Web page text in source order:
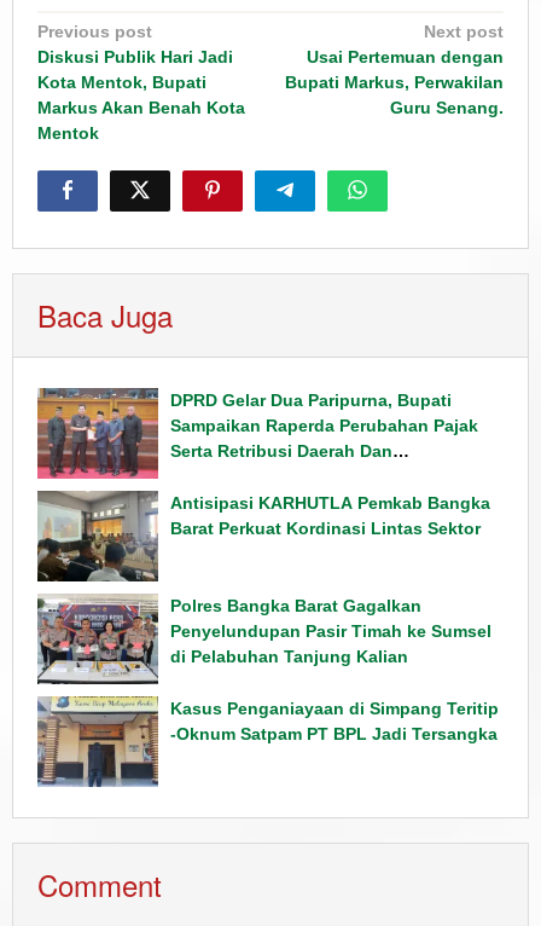
Post
navigation
Previous post
Diskusi Publik Hari Jadi
Kota Mentok, Bupati
Markus Akan Benah Kota
Mentok
Next post
Usai Pertemuan dengan
Bupati Markus, Perwakilan
Guru Senang.
Baca Juga
DPRD Gelar Dua Paripurna, Bupati
Sampaikan Raperda Perubahan Pajak
Serta Retribusi Daerah Dan
Tahun 2026
Antisipasi KARHUTLA Pemkab Bangka
Barat Perkuat Kordinasi Lintas Sektor
Polres Bangka Barat Gagalkan
Penyelundupan Pasir Timah ke Sumsel
di Pelabuhan Tanjung Kalian
Kasus Penganiayaan di Simpang Teritip
-Oknum Satpam PT BPL Jadi Tersangka
Comment